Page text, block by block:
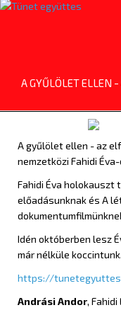
A GYŰLÖLET ELLEN
A gyűlölet ellen - az
nemzetközi Fahidi
Fahidi Éva holokauszt
előadásunknak és A
Idén októberben lesz
már nélküle koccintunk.
https://
Andrási Andor,